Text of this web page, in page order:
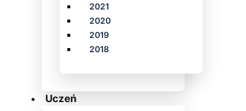
2021
2020
2019
2018
Uczeń